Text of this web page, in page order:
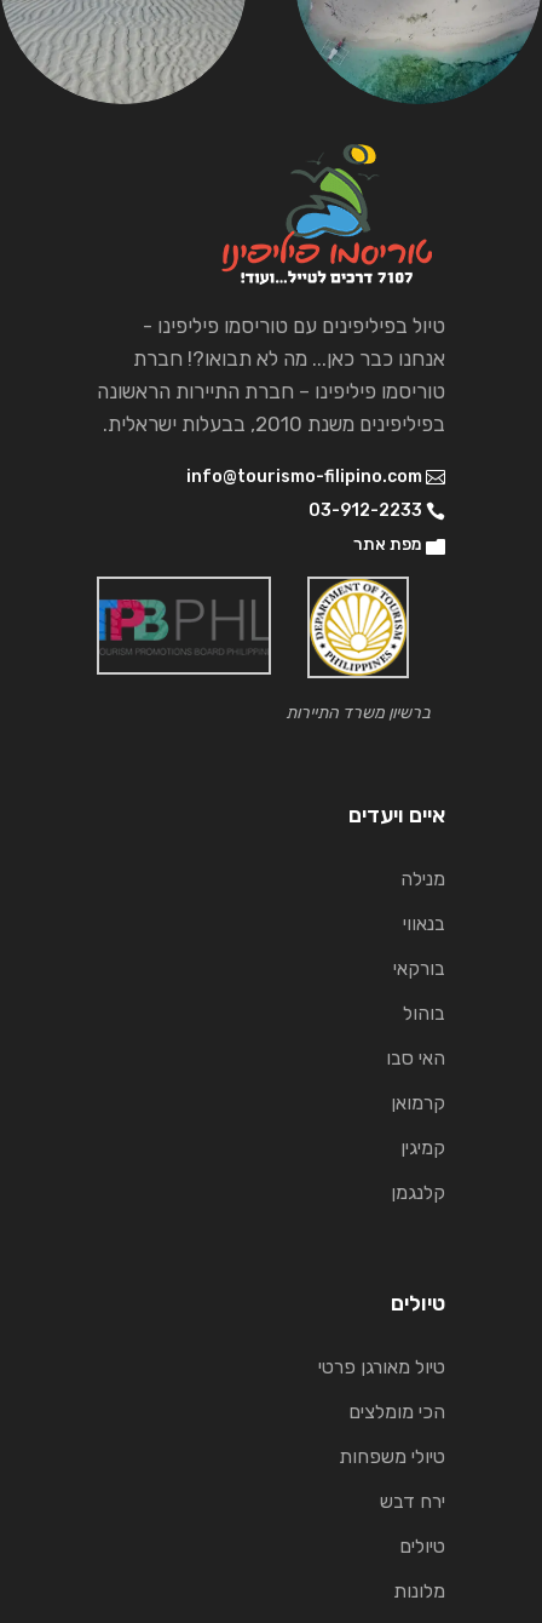
טיול בפיליפינים עם טוריסמו פיליפינו -
אנחנו כבר כאן... מה לא תבואו?! חברת
טוריסמו פיליפינו – חברת התיירות הראשונה
בפיליפינים משנת 2010, בבעלות ישראלית.
info@tourismo-filipino.com
03-912-2233
מפת אתר
ברשיון משרד התיירות
איים ויעדים
מנילה
בנאווי
בורקאי
בוהול
האי סבו
קרמואן
קמיגין
קלנגמן
טיולים
טיול מאורגן פרטי
הכי מומלצים
טיולי משפחות
ירח דבש
טיולים
מלונות